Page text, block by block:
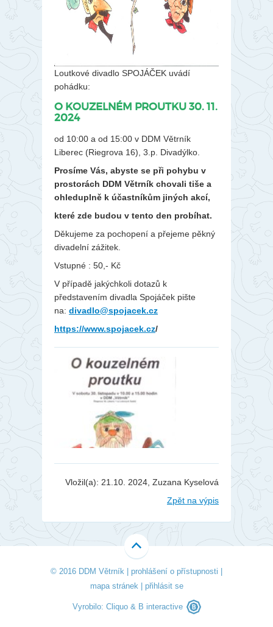
Loutkové divadlo SPOJÁČEK uvádí
pohádku:
O KOUZELNÉM PROUTKU 30. 11.
2024
od 10:00 a od 15:00 v DDM Větrník
Liberec (Riegrova 16), 3.p. Divadýlko.
Prosíme Vás, abyste se při pohybu v
prostorách DDM Větrník chovali tiše a
ohleduplně k účastníkům jiných akcí,
které zde budou v tento den probíhat.
Děkujeme za pochopení a přejeme pěkný
divadelní zážitek.
Vstupné : 50,- Kč
V případě jakýchkoli dotazů k
představením divadla Spojáček pište
na: divadlo@spojacek.cz
https://www.spojacek.cz/
Vložil(a): 21.10. 2024, Zuzana Kyselová
Zpět na výpis
© 2016 DDM Větrník | prohlášení o přístupnosti
mapa stránek
přihlásit se
Vyrobilo: Cliquo& B interactive